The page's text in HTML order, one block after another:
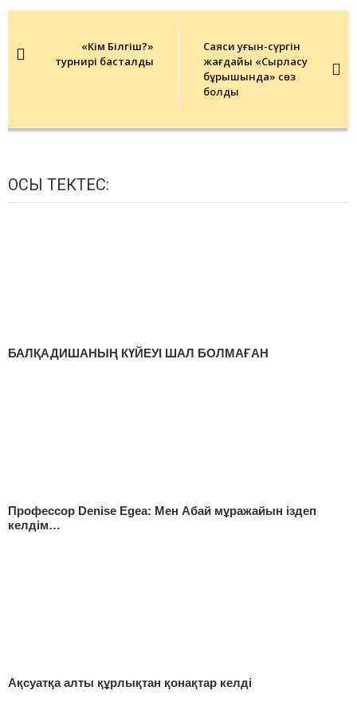
navigation«Кім Білгіш?»
турнирі басталды
Саяси қуғын-сүргін
жағдайы «Сырласу
бұрышында» сөз
болды
ОСЫ ТЕКТЕС:
БАЛҚАДИШАНЫҢ КҮЙЕУІ ШАЛ БОЛМАҒАН
Профессор Denise Egea: Мен Абай мұражайын іздеп
келдім…
Ақсуатқа алты құрлықтан қонақтар келді